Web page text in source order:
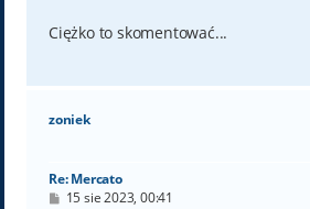
Ciężko to skomentować...
zoniek
Re: Mercato
P15 sie 2023, 00:41